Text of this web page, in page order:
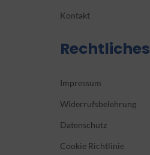
Kontakt
Rechtliches
Impressum
Widerrufsbelehrung
Datenschutz
Cookie Richtlinie